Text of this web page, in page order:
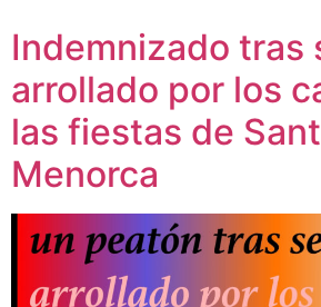
Font Mora Sainz de Baranda
Equipo
Servicios
Noticias
Indemnizado tras
arrollado por los
las fiestas de
Menorca